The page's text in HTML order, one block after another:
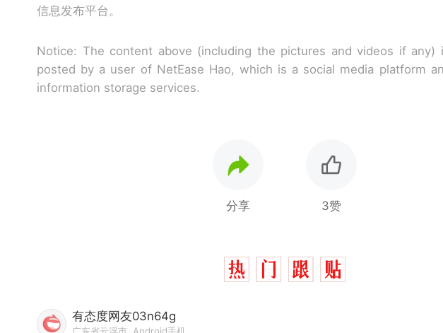
信息发布平台。
Notice: The content above (including the pictures and videos if any)
posted by a user of NetEase Hao, which is a social media platform
information storage services.
分享 3赞
有态度网友03n64g